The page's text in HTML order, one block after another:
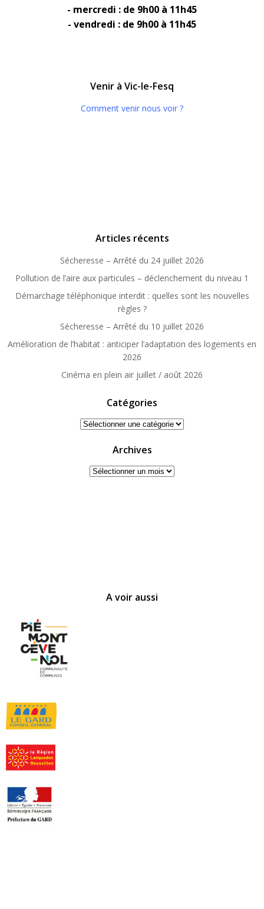
- mercredi : de 9h00 à 11h45
- vendredi : de 9h00 à 11h45
Venir à Vic-le-Fesq
Comment venir nous voir ?
Articles récents
Sécheresse – Arrêté du 24 juillet 2026
Pollution de l’aire aux particules – déclenchement du niveau 1
Démarchage téléphonique interdit : quelles sont les nouvelles
règles ?
Sécheresse – Arrêté du 10 juillet 2026
Amélioration de l’habitat : anticiper l’adaptation des logements en
2026
Cinéma en plein air juillet / août 2026
Catégories
Catégories
Archives
Archives
A voir aussi